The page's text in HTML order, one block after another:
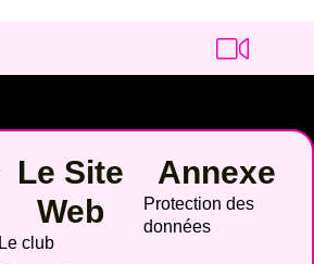
Le Site
Web
Le club
Annexe
Protection des
données